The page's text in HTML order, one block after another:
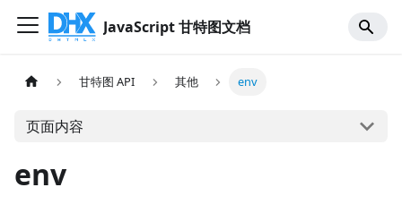
JavaScript 甘特图文档
甘特图 API 其他 env
页面内容
env